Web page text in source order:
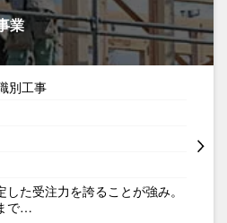
業
別工事
た受注力を誇ることが強み。
で…